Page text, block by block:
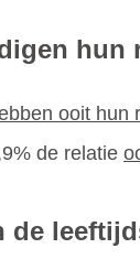
ooit
de relatie